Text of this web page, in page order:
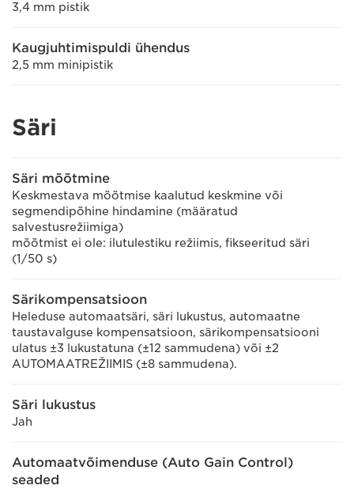
3,4 mm pistik
Kaugjuhtimispuldi ühendus
2,5 mm minipistik
Säri
Säri mõõtmine
Keskmestava mõõtmise kaalutud keskmine või
segmendipõhine hindamine (määratud
salvestusrežiimiga)
mõõtmist ei ole: ilutulestiku režiimis, fikseeritud säri
(1/50 s)
Särikompensatsioon
Heleduse automaatsäri, säri lukustus, automaatne
taustavalguse kompensatsioon, särikompensatsiooni
ulatus ±3 lukustatuna (±12 sammudena) või ±2
AUTOMAATREŽIIMIS (±8 sammudena).
Säri lukustus
Jah
Automaatvõimenduse (Auto Gain Control)
seaded